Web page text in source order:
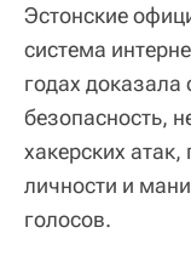
Эстонские
система
годах доказала
безопасность,
хакерских
личности и
голосов.